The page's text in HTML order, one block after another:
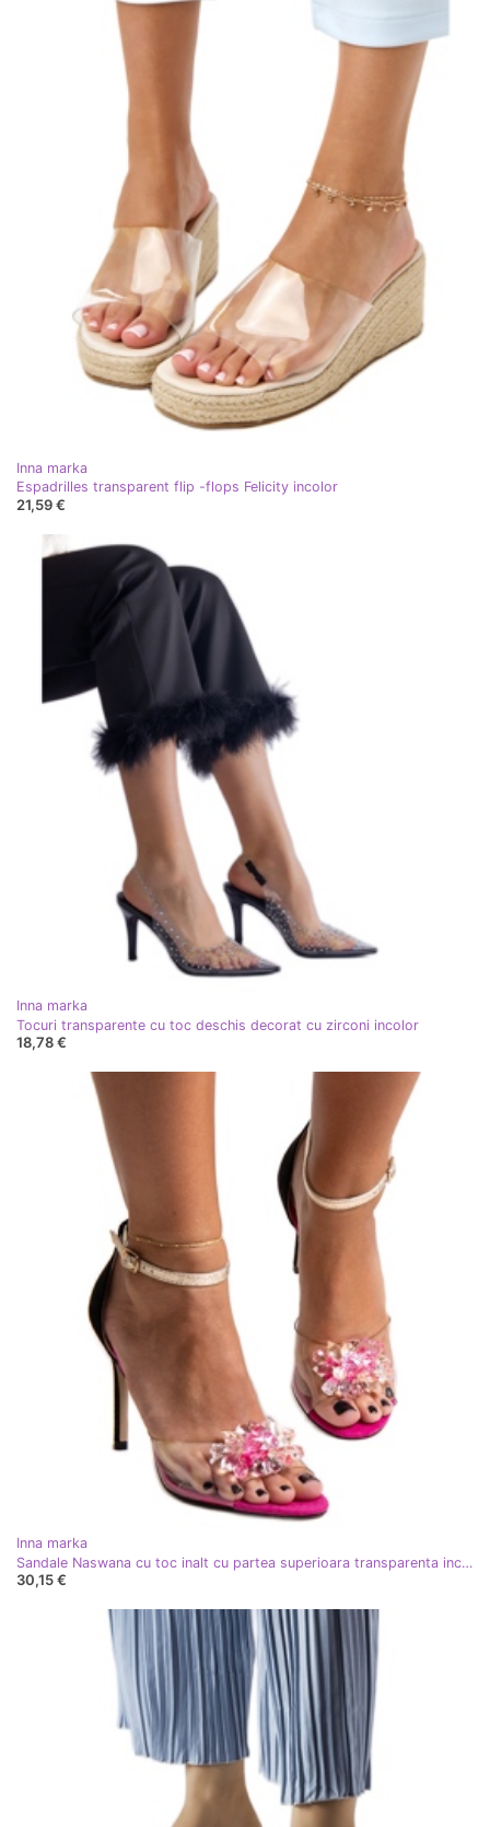
Inna marka
Espadrilles transparent flip -flops Felicity incolor
21,59 €
Inna marka
Tocuri transparente cu toc deschis decorat cu zirconi incolor
18,78 €
Inna marka
Sandale Naswana cu toc inalt cu partea superioara transparenta incolor
30,15 €